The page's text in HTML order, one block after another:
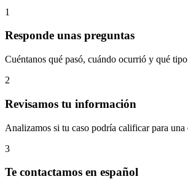
1
Responde unas preguntas
Cuéntanos qué pasó, cuándo ocurrió y qué
2
Revisamos tu información
Analizamos si tu caso podría calificar para una
3
Te contactamos en español